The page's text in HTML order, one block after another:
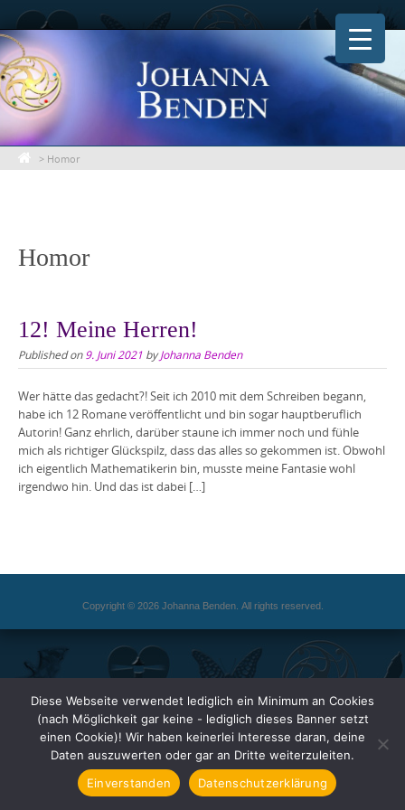
Skip
to
content
> Homor
Homor
12! Meine Herren!
Published on 9. Juni 2021 byJohanna Benden
Wer hätte das gedacht?! Seit ich 2010 mit dem Schreiben begann,
habe ich 12 Romane veröffentlicht und bin sogar hauptberuflich
Autorin! Ganz ehrlich, darüber staune ich immer noch und fühle
mich als richtiger Glückspilz, dass das alles so gekommen ist. Obwohl
ich eigentlich Mathematikerin bin, musste meine Fantasie wohl
irgendwo hin. Und das ist dabei […]
Copyright © 2026 Johanna Benden. All rights reserved.
Diese Webseite verwendet lediglich ein Minimum an Cookies
(nach Möglichkeit gar keine - lediglich dieses Banner setzt
einen Cookie)! Wir haben keinerlei Interesse daran, deine
Daten auszuwerten oder gar an Dritte weiterzuleiten.
Einverstanden
Datenschutzerklärung